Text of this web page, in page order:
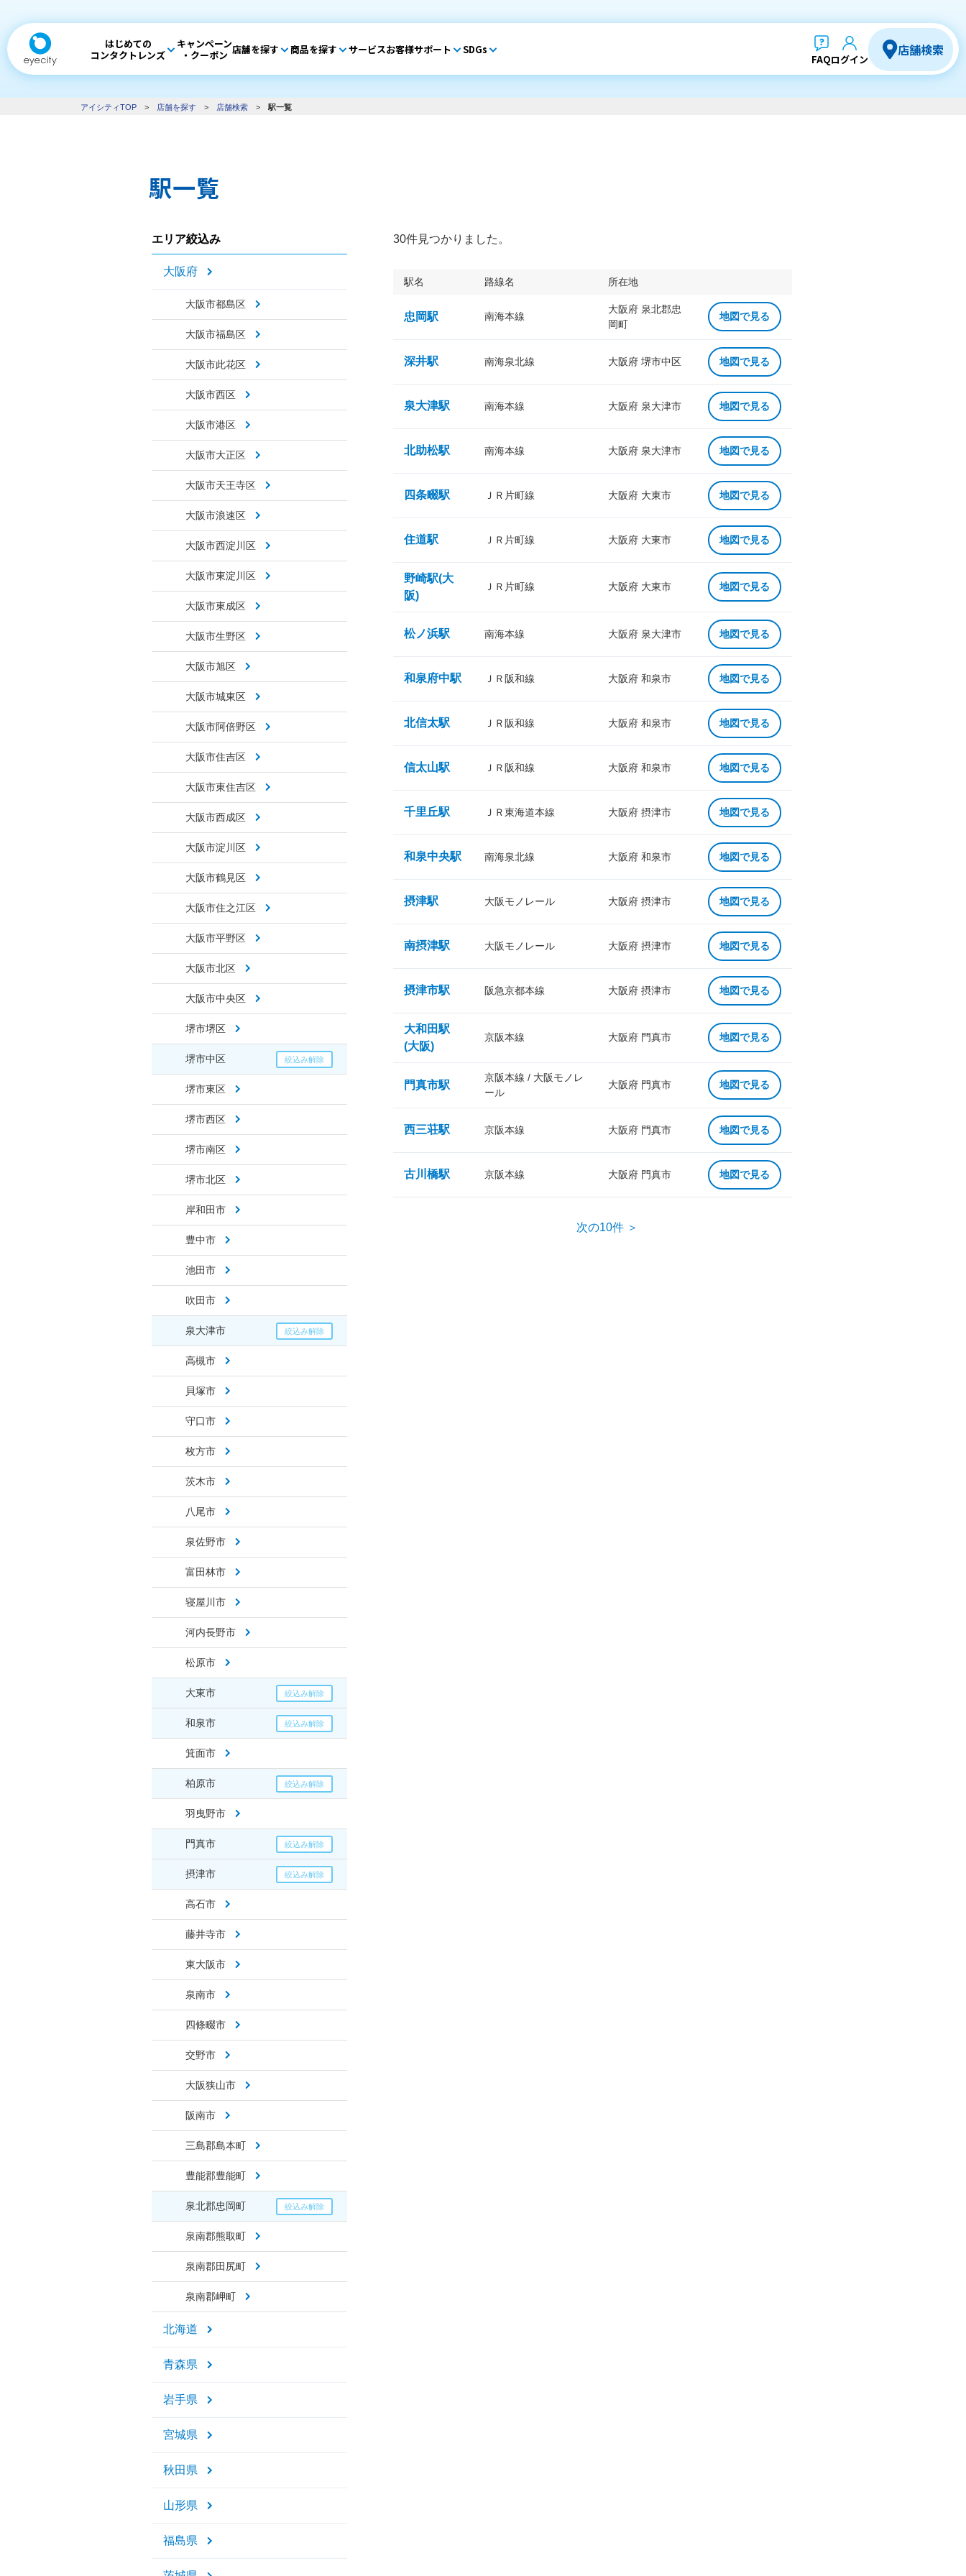
はじめての
コンタクトレンズ
キャンペーン
・クーポン 店舗を探す 商品を探す サービスお客様サポート SDGs
FAQログイン
店舗検索
アイシティTOP > 店舗を探す > 店舗検索 > 駅一覧
駅一覧
エリア絞込み
大阪府
大阪市都島区
大阪市福島区
大阪市此花区
大阪市西区
大阪市港区
大阪市大正区
大阪市天王寺区
大阪市浪速区
大阪市西淀川区
大阪市東淀川区
大阪市東成区
大阪市生野区
大阪市旭区
大阪市城東区
大阪市阿倍野区
大阪市住吉区
大阪市東住吉区
大阪市西成区
大阪市淀川区
大阪市鶴見区
大阪市住之江区
大阪市平野区
大阪市北区
大阪市中央区
堺市堺区
堺市中区
堺市東区
堺市西区
堺市南区
堺市北区
岸和田市
豊中市
池田市
吹田市
泉大津市
高槻市
貝塚市
守口市
枚方市
茨木市
八尾市
泉佐野市
富田林市
寝屋川市
河内長野市
松原市
大東市
和泉市
箕面市
柏原市
羽曳野市
門真市
摂津市
高石市
藤井寺市
東大阪市
泉南市
四條畷市
交野市
大阪狭山市
阪南市
三島郡島本町
豊能郡豊能町
泉北郡忠岡町
泉南郡熊取町
泉南郡田尻町
泉南郡岬町
北海道
青森県
岩手県
宮城県
秋田県
山形県
福島県
30件見つかりました。
駅名 路線名 所在地
忠岡駅 南海本線
大阪府 泉北郡忠
岡町
地図で見る
深井駅 南海泉北線 大阪府 堺市中区 地図で見る
泉大津駅 南海本線 大阪府 泉大津市 地図で見る
北助松駅 南海本線 大阪府 泉大津市 地図で見る
四条畷駅 ＪＲ片町線 大阪府 大東市 地図で見る
住道駅 ＪＲ片町線 大阪府 大東市 地図で見る
野崎駅(大
阪)
ＪＲ片町線 大阪府 大東市 地図で見る
松ノ浜駅 南海本線 大阪府 泉大津市 地図で見る
和泉府中駅 ＪＲ阪和線 大阪府 和泉市 地図で見る
北信太駅 ＪＲ阪和線 大阪府 和泉市 地図で見る
信太山駅 ＪＲ阪和線 大阪府 和泉市 地図で見る
千里丘駅 ＪＲ東海道本線 大阪府 摂津市 地図で見る
和泉中央駅 南海泉北線 大阪府 和泉市 地図で見る
摂津駅 大阪モノレール 大阪府 摂津市 地図で見る
南摂津駅 大阪モノレール 大阪府 摂津市 地図で見る
摂津市駅 阪急京都本線 大阪府 摂津市 地図で見る
大和田駅
(大阪)
京阪本線 大阪府 門真市 地図で見る
門真市駅
京阪本線 / 大阪モノレ
ール
大阪府 門真市 地図で見る
西三荘駅 京阪本線 大阪府 門真市 地図で見る
古川橋駅 京阪本線 大阪府 門真市 地図で見る
次の10件 ＞